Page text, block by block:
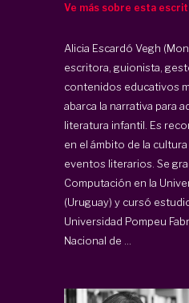
Ve más sobre esta
Alicia Escardó Vegh
escritora, guionista,
contenidos educativos
abarca la narrativa para
literatura infantil. Es
en el ámbito de la
eventos literarios. Se
Computación en la
(Uruguay) y cursó
Universidad Pompeu
Nacional de ...